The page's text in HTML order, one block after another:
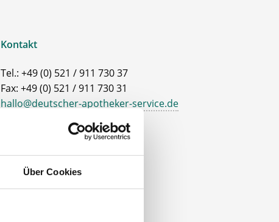
Über Cookies
Kontakt
Tel.: +49 (0) 521 / 911 730 37
Fax: +49 (0) 521 / 911 730 31
hallo@deutscher-apotheker-service.de
Deutscher Apotheker Service
Johanneswerkstr. 4
33611 Bielefeld